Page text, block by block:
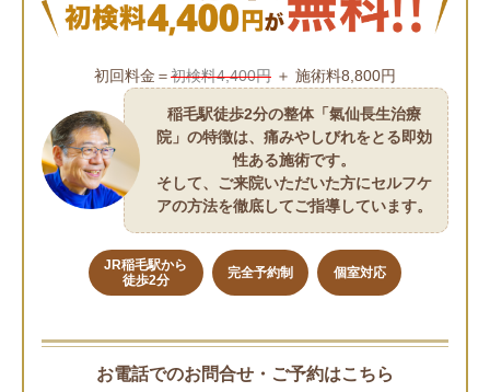
初回料金＝初検料4,400円 ＋ 施術料8,800円
稲毛駅徒歩2分の整体「氣仙長生治療
院」の特徴は、痛みやしびれをとる即効
性ある施術です。
そして、ご来院いただいた方にセルフケ
アの方法を徹底してご指導しています。
JR稲毛駅から
徒歩2分
完全予約制 個室対応
お電話でのお問合せ・ご予約はこちら